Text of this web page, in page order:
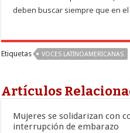
deben buscar siempre que en
Etiquetas VOCES LATINOAMERICANAS
Artículos
Mujeres se solidarizan con
interrupción de embarazo